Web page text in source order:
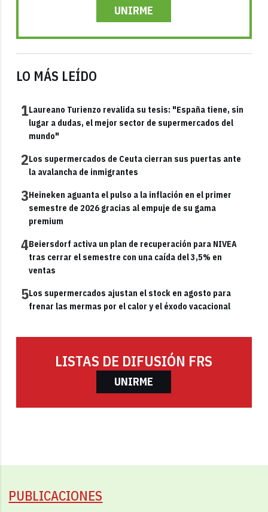
UNIRME
LO MÁS LEÍDO
1Laureano Turienzo revalida su tesis: "España tiene, sin
lugar a dudas, el mejor sector de supermercados del
mundo"
2Los supermercados de Ceuta cierran sus puertas ante
la avalancha de inmigrantes
3Heineken aguanta el pulso a la inflación en el primer
semestre de 2026 gracias al empuje de su gama
premium
4Beiersdorf activa un plan de recuperación para NIVEA
tras cerrar el semestre con una caída del 3,5% en
ventas
5Los supermercados ajustan el stock en agosto para
frenar las mermas por el calor y el éxodo vacacional
LISTAS DE DIFUSIÓN FRS
UNIRME
PUBLICACIONES